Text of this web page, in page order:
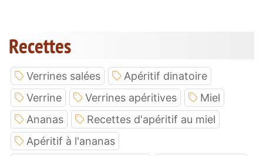
Recettes
Verrines salées
Apéritif dinatoire
Verrine
Verrines apéritives
Miel
Ananas
Recettes d'apéritif au miel
Apéritif à l'ananas